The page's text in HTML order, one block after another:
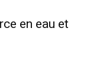
en eau et